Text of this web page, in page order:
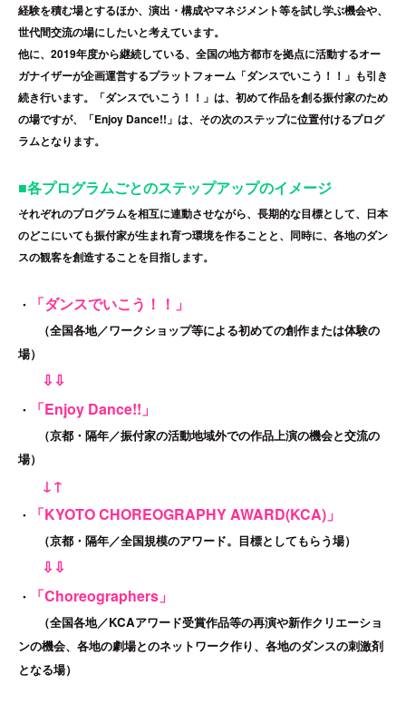
経験を積む場とするほか、演出・構成やマネジメント等を試し学ぶ機会や、
世代間交流の場にしたいと考えています。
他に、2019年度から継続している、全国の地方都市を拠点に活動するオー
ガナイザーが企画運営するプラットフォーム「ダンスでいこう！！」も引き
続き行います。「ダンスでいこう！！」は、初めて作品を創る振付家のため
の場ですが、「Enjoy Dance!!」は、その次のステップに位置付けるプログ
ラムとなります。
■各プログラムごとのステップアップのイメージ
それぞれのプログラムを相互に連動させながら、長期的な目標として、日本
のどこにいても振付家が生まれ育つ環境を作ることと、同時に、各地のダン
スの観客を創造することを目指します。
・ 「ダンスでいこう！！」
（全国各地／ワークショップ等による初めての創作または体験の
場）
⇩⇩
・ 「Enjoy Dance!!」
（京都・隔年／振付家の活動地域外での作品上演の機会と交流の
場）
↓↑
・ 「KYOTO CHOREOGRAPHY AWARD(KCA)」
（京都・隔年／全国規模のアワード。目標としてもらう場）
⇩⇩
・ 「Choreographers」
（全国各地／KCAアワード受賞作品等の再演や新作クリエーショ
ンの機会、各地の劇場とのネットワーク作り、各地のダンスの刺激剤
となる場）